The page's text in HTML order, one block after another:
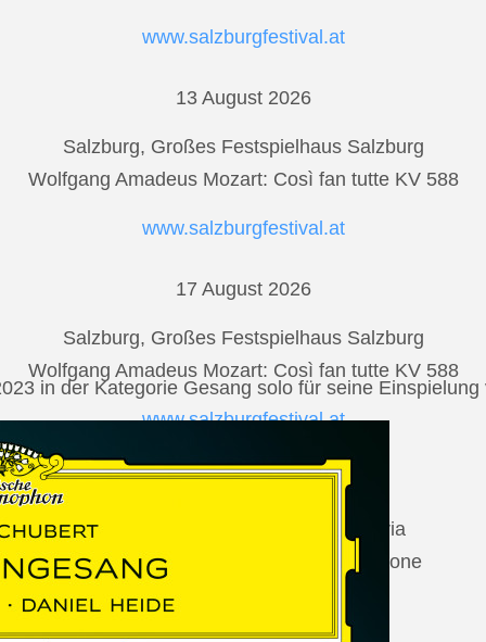
www.salzburgfestival.at
13 August 2026
Salzburg, Großes Festspielhaus Salzburg
Wolfgang Amadeus Mozart: Così fan tutte KV 588
www.salzburgfestival.at
17 August 2026
Salzburg, Großes Festspielhaus Salzburg
Wolfgang Amadeus Mozart: Così fan tutte KV 588
www.salzburgfestival.at
20 August 2026
Vilabertran, Canònica de Santa Maria
Johannes Brahms: Die schöne Magelone
www.schubertiada.cat
in der Kategorie Gesang solo für seine